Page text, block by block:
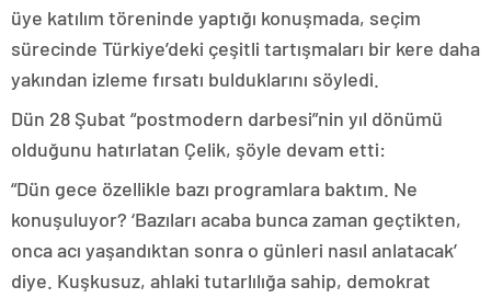
üye katılım töreninde yaptığı konuşmada, seçim
sürecinde Türkiye’deki çeşitli tartışmaları bir kere daha
yakından izleme fırsatı bulduklarını söyledi.
Dün 28 Şubat “postmodern darbesi”nin yıl dönümü
olduğunu hatırlatan Çelik, şöyle devam etti:
“Dün gece özellikle bazı programlara baktım. Ne
konuşuluyor? ‘Bazıları acaba bunca zaman geçtikten,
onca acı yaşandıktan sonra o günleri nasıl anlatacak’
diye. Kuşkusuz, ahlaki tutarlılığa sahip, demokrat